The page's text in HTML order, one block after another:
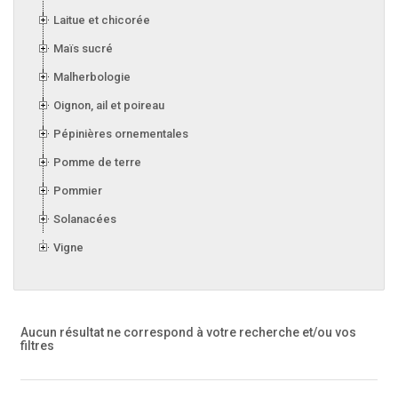
Laitue et chicorée
Maïs sucré
Malherbologie
Oignon, ail et poireau
Pépinières ornementales
Pomme de terre
Pommier
Solanacées
Vigne
Aucun résultat ne correspond à votre recherche et/ou vos
filtres